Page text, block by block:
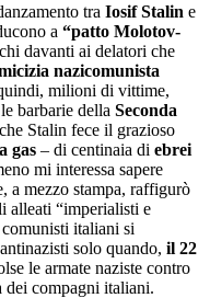
tra Iosif Stalin e
a “patto Molotov-
davanti ai delatori che
nazicomunista
milioni di vittime,
barbarie della Seconda
Stalin fece il grazioso
gas – di centinaia di ebrei
mi interessa sapere
a mezzo stampa, raffigurò
alleati “imperialisti e
italiani si
solo quando, il 22
le armate naziste contro
dei compagni italiani.